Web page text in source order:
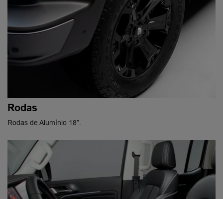
Rodas
Rodas de Alumínio 18”.